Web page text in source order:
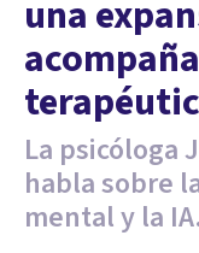
una
La psicóloga
habla sobre
mental y la